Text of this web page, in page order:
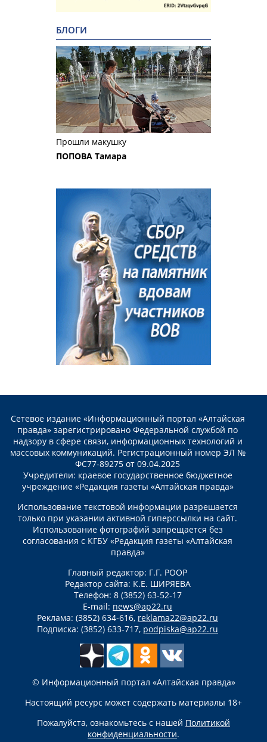
БЛОГИ
Прошли макушку
ПОПОВА Тамара
Сетевое издание «Информационный портал «Алтайская
правда» зарегистрировано Федеральной службой по
надзору в сфере связи, информационных технологий и
массовых коммуникаций. Регистрационный номер ЭЛ №
ФС77-89275 от 09.04.2025
Учредители: краевое государственное бюджетное
учреждение «Редакция газеты «Алтайская правда»
Использование текстовой информации разрешается
только при указании активной гиперссылки на сайт.
Использование фотографий запрещается без
согласования с КГБУ «Редакция газеты «Алтайская
правда»
Главный редактор: Г.Г. РООР
Редактор сайта: К.Е. ШИРЯЕВА
Телефон: 8 (3852) 63-52-17
E-mail: news@ap22.ru
Реклама: (3852) 634-616, reklama22@ap22.ru
Подписка: (3852) 633-717, podpiska@ap22.ru
© Информационный портал «Алтайская правда»
Настоящий ресурс может содержать материалы 18+
Пожалуйста, ознакомьтесь с нашей Политикой
конфиденциальности.